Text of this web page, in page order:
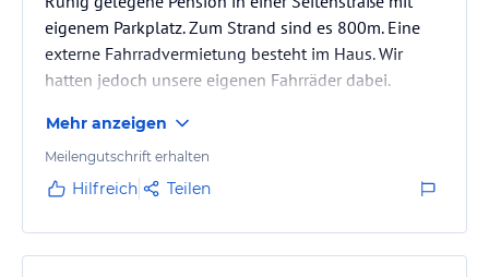
jeweiligen Veranstalters.
eigenem Parkplatz. Zum Strand sind es 800m. Eine
externe Fahrradvermietung besteht im Haus. Wir
hatten jedoch unsere eigenen Fahrräder dabei.
es nur unter freiem Himmel.
Mehr anzeigen
Meilengutschrift erhalten
Hilfreich Teilen